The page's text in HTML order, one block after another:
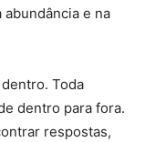
e na
Toda
dentro para fora.
respostas,